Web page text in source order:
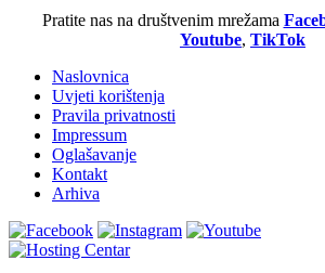
Pratite nas na društvenim mrežama
Youtube, TikTok
Naslovnica
Uvjeti korištenja
Pravila privatnosti
Impressum
Oglašavanje
Kontakt
Arhiva